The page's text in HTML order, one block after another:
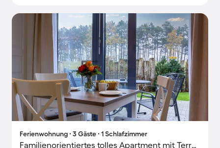
Ferienwohnung ∙ 3 Gäste ∙ 1 Schlafzimmer
Familienorientiertes tolles Apartment mit Terrasse und Garten | Nah am Strand | Haustiere erlaubt